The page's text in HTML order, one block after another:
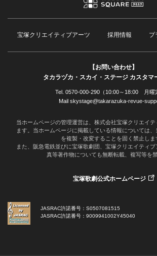
宝塚クリエイティブアーツ 採用情報 プ
【お問い合わせ】
タカラヅカ・スカイ・ステージ カスタマ
Tel. 0570-000-290（10:00～18:00 月曜
Mail skystage@takarazuka-revue-
当ホームページの管理運営は、株式会社宝塚クリエイ
ます。当ホームページに掲載している情報については
を複製・改変することを固く禁止しま
また、阪急電鉄並びに宝塚歌劇団、宝塚クリエイティ
真等著作物についても無断転載、複写等を禁
宝塚歌劇公式ホームページ
JASRAC許諾番号：S0507081515
JASRAC許諾番号：9009941002Y45040